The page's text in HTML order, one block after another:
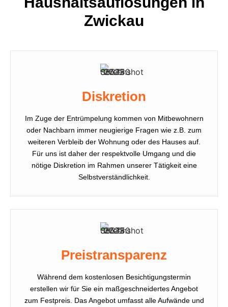
Zwickau
Diskretion
Im Zuge der Entrümpelung kommen von Mitbewohnern
oder Nachbarn immer neugierige Fragen wie z.B. zum
weiteren Verbleib der Wohnung oder des Hauses auf.
Für uns ist daher der respektvolle Umgang und die
nötige Diskretion im Rahmen unserer Tätigkeit eine
Selbstverständlichkeit.
Preistransparenz
Während dem kostenlosen Besichtigungstermin
erstellen wir für Sie ein maßgeschneidertes Angebot
zum Festpreis. Das Angebot umfasst alle Aufwände und